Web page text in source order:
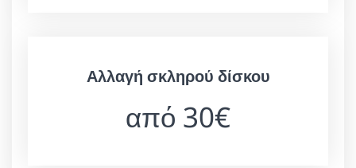
Αλλαγή σκληρού δίσκου
από 30€